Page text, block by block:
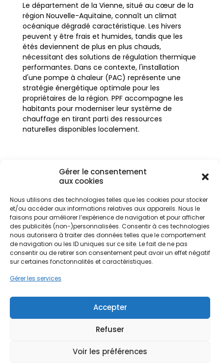
Gérer le consentement
aux cookies
Nous utilisons des technologies telles que les cookies pour stocker
et/ou accéder aux informations relatives aux appareils. Nous le
faisons pour améliorer l’expérience de navigation et pour afficher
des publicités (non-)personnalisées. Consentir à ces technologies
nous autorisera à traiter des données telles que le comportement
de navigation ou les ID uniques sur ce site. Le fait de ne pas
consentir ou de retirer son consentement peut avoir un effet négatif
sur certaines fonctonnalités et caractéristiques.
Gérer les services
Accepter
Refuser
Voir les préférences
Le département de la Vienne, situé au cœur de la
région Nouvelle-Aquitaine, connaît un climat
océanique dégradé caractéristique. Les hivers
peuvent y être frais et humides, tandis que les
étés deviennent de plus en plus chauds,
nécessitant des solutions de régulation thermique
performantes. Dans ce contexte, l'installation
d'une pompe à chaleur (PAC) représente une
stratégie énergétique optimale pour les
propriétaires de la région. PPF accompagne les
habitants pour moderniser leur système de
chauffage en tirant parti des ressources
naturelles disponibles localement.
les villes comme Poitiers, Châtellerault ou Loudun.
Remplacer une ancienne chaudière fioul ou gaz
réduire l'empreinte carbone du logement tout en
améliorant le confort thermique. La pompe à
chaleur capte les calories présentes dans l'air, le
sol ou l'eau pour chauffer le logement, offrant
une alternative durable aux énergies fossiles. C'est
une solution de chauffage très économique avec
un coefficient de performance (COP) élevé,
idéale pour affronter les variations de
Ne passez pas à côté de vos
aides !
Faites vite, les budgets
MaPrimeRénov' sont annuels et
limités. Les dossiers sont traités
Contactez-nous maintenant
pour maximiser vos aides !
Je prends rdv !